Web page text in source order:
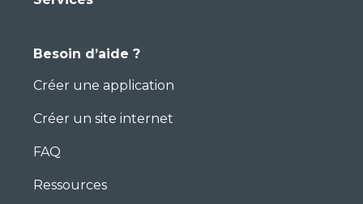
Besoin d’aide ?
Créer une application
Créer un site internet
FAQ
Ressources